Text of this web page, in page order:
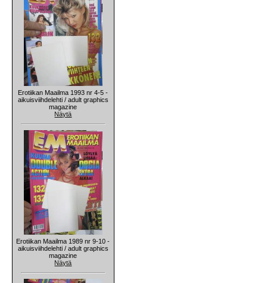
Erotiikan Maailma 1993 nr 4-5 -
aikuisviihdelehti / adult graphics
magazine
Näytä
Erotiikan Maailma 1989 nr 9-10 -
aikuisviihdelehti / adult graphics
magazine
Näytä